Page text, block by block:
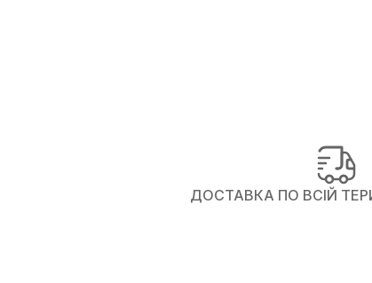
ДОСТАВКА ПО ВСІЙ